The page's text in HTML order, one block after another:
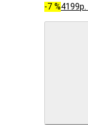
-7 %4199р.